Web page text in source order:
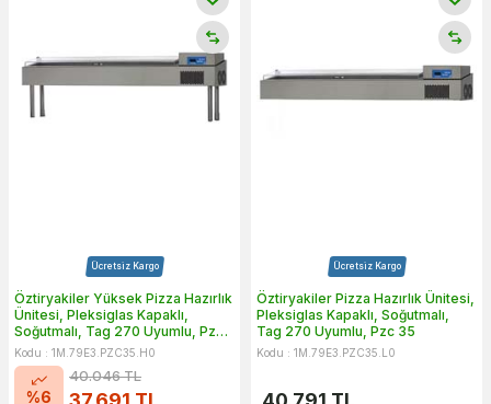
Ücretsiz Kargo
Öztiryakiler Yüksek Pizza Hazırlık
Ünitesi, Pleksiglas Kapaklı,
Soğutmalı, Tag 270 Uyumlu, Pzc
35
Kodu : 1M.79E3.PZC35.H0
%6
40.046TL
Ücretsiz Kargo
Öztiryakiler Pizza Hazırlık Ünitesi,
Pleksiglas Kapaklı, Soğutmalı,
Tag 270 Uyumlu, Pzc 35
Kodu : 1M.79E3.PZC35.L0